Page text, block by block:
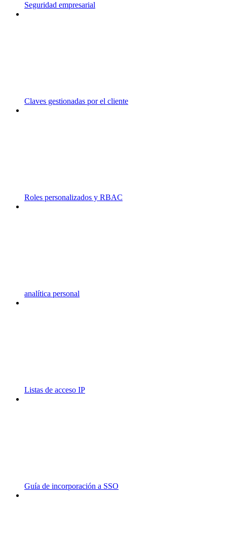
Seguridad empresarial
Claves gestionadas por el cliente
Roles personalizados y RBAC
analítica personal
Listas de acceso IP
Guía de incorporación a SSO